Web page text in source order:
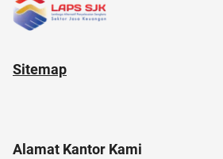
Sitemap
Alamat Kantor Kami